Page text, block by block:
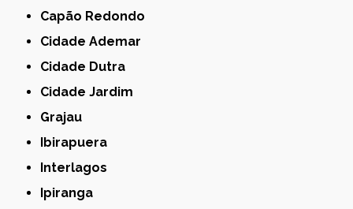
Capão Redondo
Cidade Ademar
Cidade Dutra
Cidade Jardim
Grajau
Ibirapuera
Interlagos
Ipiranga